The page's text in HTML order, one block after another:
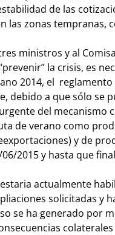
de las
las zonas tempranas,
ministros y al
la crisis, es
2014, el
debido a que sólo se
del
de verano como
y de
2015 y hasta que
actualmente
solicitadas y
se ha generado por